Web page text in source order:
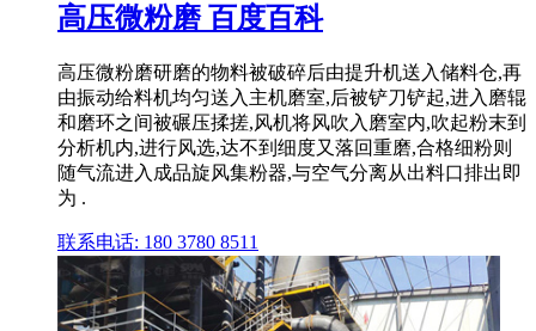
高压微粉磨 百度百科
高压微粉磨研磨的物料被破碎后由提升机送入储料仓,再
由振动给料机均匀送入主机磨室,后被铲刀铲起,进入磨辊
和磨环之间被碾压揉搓,风机将风吹入磨室内,吹起粉末到
分析机内,进行风选,达不到细度又落回重磨,合格细粉则
随气流进入成品旋风集粉器,与空气分离从出料口排出即
为 .
联系电话: 180 3780 8511